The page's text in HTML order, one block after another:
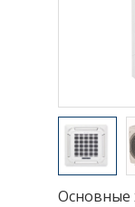
Основные